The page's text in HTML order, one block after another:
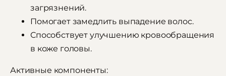
загрязнений.
Помогает замедлить выпадение волос.
Способствует улучшению кровообращения
в коже головы.
Активные компоненты: